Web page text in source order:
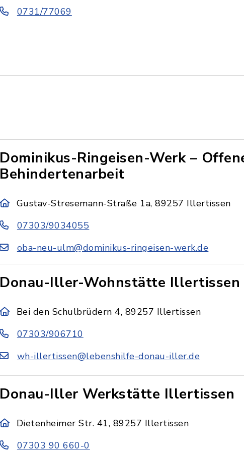
0731/77069
Dominikus-Ringeisen-Werk –
Behindertenarbeit
Gustav-Stresemann-Straße 1a, 89257 Illertissen
07303/9034055
oba-neu-ulm@dominikus-ringeisen-werk.de
Donau-Iller-Wohnstätte Illertissen
Bei den Schulbrüdern 4, 89257 Illertissen
07303/906710
wh-illertissen@lebenshilfe-donau-iller.de
Donau-Iller Werkstätte Illertissen
Dietenheimer Str. 41, 89257 Illertissen
07303 90 660-0